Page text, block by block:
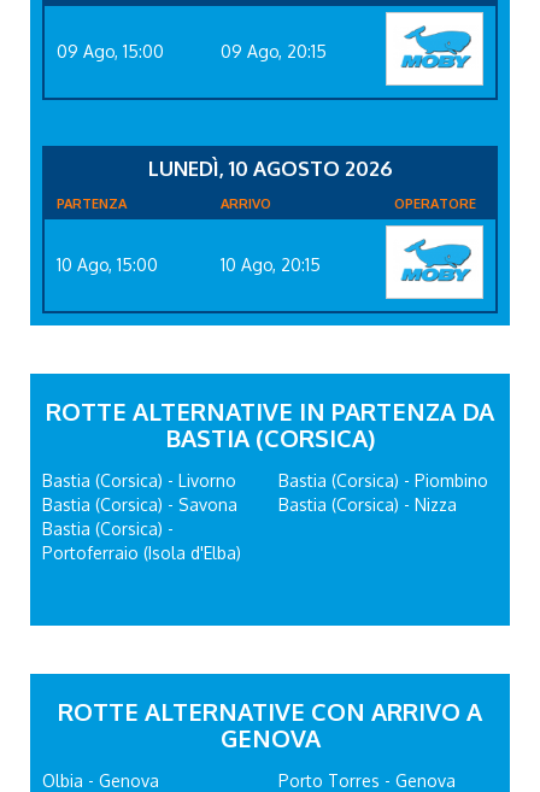
09 Ago, 15:00 09 Ago, 20:15
LUNEDÌ, 10 AGOSTO 2026
PARTENZA ARRIVO OPERATORE
10 Ago, 15:00 10 Ago, 20:15
ROTTE ALTERNATIVE IN PARTENZA DA
BASTIA (CORSICA)
Bastia (Corsica) - Livorno
Bastia (Corsica) - Savona
Bastia (Corsica) -
Portoferraio (Isola d'Elba)
Bastia (Corsica) - Piombino
Bastia (Corsica) - Nizza
ROTTE ALTERNATIVE CON ARRIVO A
GENOVA
Olbia - Genova Porto Torres - Genova